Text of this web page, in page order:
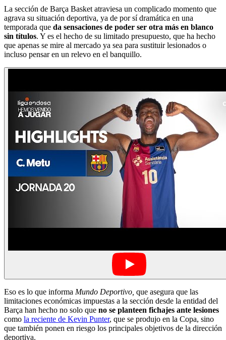
La sección de Barça Basket atraviesa un complicado momento que
agrava su situación deportiva, ya de por sí dramática en una
temporada que da sensaciones de poder ser otra más en blanco
sin títulos. Y es el hecho de su limitado presupuesto, que ha hecho
que apenas se mire al mercado ya sea para sustituir lesionados o
incluso pensar en un relevo en el banquillo.
Eso es lo que informa Mundo Deportivo, que asegura que las
limitaciones económicas impuestas a la sección desde la entidad del
Barça han hecho no solo que no se planteen fichajes ante lesiones
como la reciente de Kevin Punter, que se produjo en la Copa, sino
que también ponen en riesgo los principales objetivos de la dirección
deportiva.